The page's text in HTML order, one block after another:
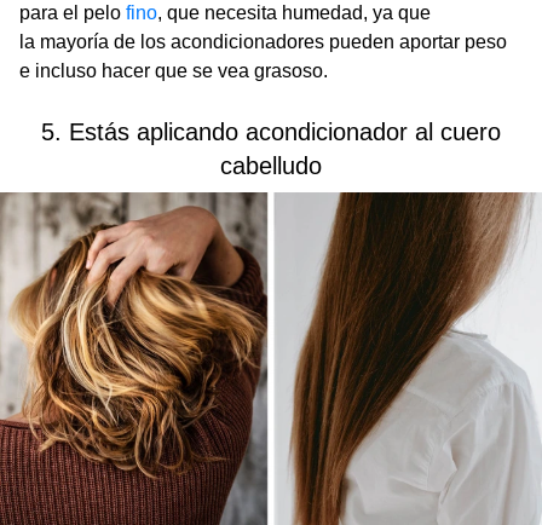
para el pelo fino, que necesita humedad, ya que
la mayoría de los acondicionadores pueden aportar peso
e incluso hacer que se vea grasoso.
5. Estás aplicando acondicionador al cuero
cabelludo